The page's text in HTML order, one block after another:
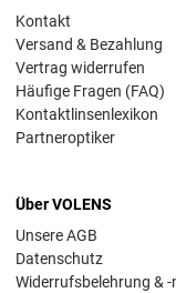
Kontakt
Versand & Bezahlung
Vertrag widerrufen
Häufige Fragen (FAQ)
Kontaktlinsenlexikon
Partneroptiker
Über VOLENS
Unsere AGB
Datenschutz
Widerrufsbelehrung &